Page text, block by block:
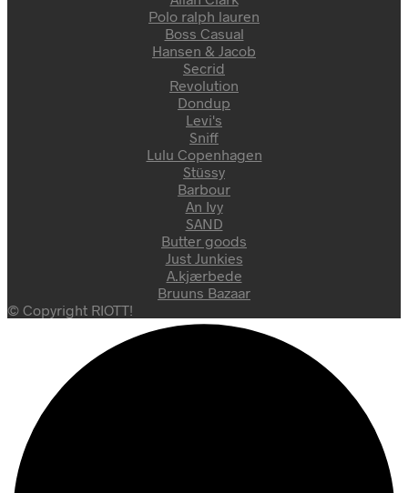
Polo ralph lauren
Boss Casual
Hansen & Jacob
Secrid
Revolution
Dondup
Levi's
Sniff
Lulu Copenhagen
Stüssy
Barbour
An Ivy
SAND
Butter goods
Just Junkies
A.kjærbede
Bruuns Bazaar
© Copyright RIOTT!